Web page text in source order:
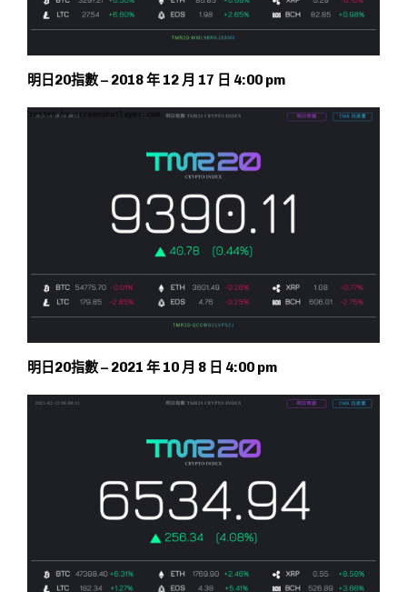
明日20指數 – 2018 年 12 月 17 日 4:00 pm
明日20指數 – 2021 年 10 月 8 日 4:00 pm